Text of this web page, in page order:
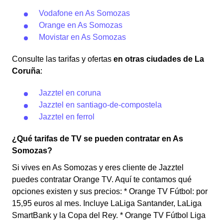
Vodafone en As Somozas
Orange en As Somozas
Movistar en As Somozas
Consulte las tarifas y ofertas en otras ciudades de La
Coruña:
Jazztel en coruna
Jazztel en santiago-de-compostela
Jazztel en ferrol
¿Qué tarifas de TV se pueden contratar en As
Somozas?
Si vives en As Somozas y eres cliente de Jazztel
puedes contratar Orange TV. Aquí te contamos qué
opciones existen y sus precios: * Orange TV Fútbol: por
15,95 euros al mes. Incluye LaLiga Santander, LaLiga
SmartBank y la Copa del Rey. * Orange TV Fútbol Liga